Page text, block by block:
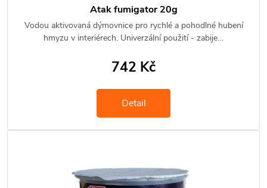
Atak fumigator 20g
Vodou aktivovaná dýmovnice pro rychlé a pohodlné hubení
hmyzu v interiérech. Univerzální použití - zabije…
742 Kč
Detail